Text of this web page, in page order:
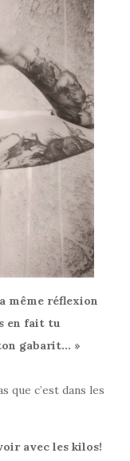
même réflexion
en fait tu
gabarit… »
que c’est dans les
avec les kilos!